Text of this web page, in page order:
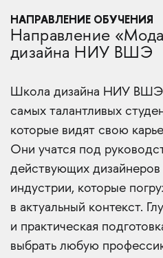
НАПРАВЛЕНИЕ ОБУЧЕНИЯ
Направление
дизайна НИУ ВШЭ
Школа дизайна НИУ ВШЭ
самых талантливых
которые видят свою
Они учатся под
действующих
индустрии, которые
в актуальный контекст.
и практическая
выбрать любую